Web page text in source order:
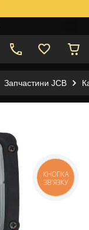
Запчастини JCB
КНОПКА
ЗВ'ЯЗКУ